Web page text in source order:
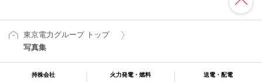
東京電力グループ トップ
写真集
持株会社 火力発電・燃料 送電・配電